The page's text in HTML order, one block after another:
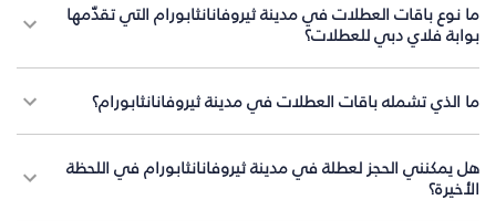
ما نوع باقات العطلات في مدينة ثيروفانانثابورام التي تقدّمها
بوابة فلاي دبي للعطلات؟
ما الذي تشمله باقات العطلات في مدينة ثيروفانانثابورام؟
هل يمكنني الحجز لعطلة في مدينة ثيروفانانثابورام في اللحظة
الأخيرة؟